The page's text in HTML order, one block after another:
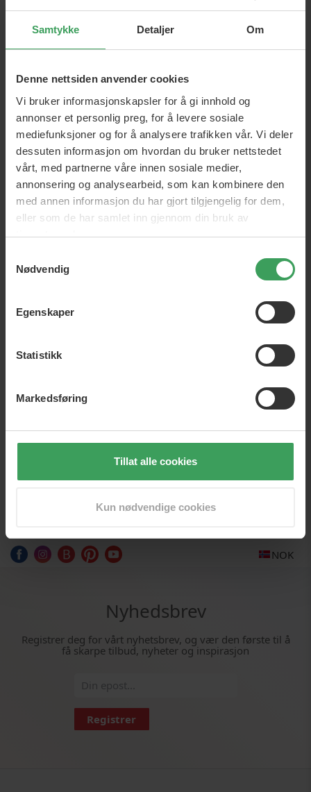
Samtykke Detaljer Om
Denne nettsiden anvender cookies
Vi bruker informasjonskapsler for å gi innhold og
annonser et personlig preg, for å levere sosiale
mediefunksjoner og for å analysere trafikken vår. Vi deler
dessuten informasjon om hvordan du bruker nettstedet
vårt, med partnerne våre innen sosiale medier,
annonsering og analysearbeid, som kan kombinere den
med annen informasjon du har gjort tilgjengelig for dem,
eller som de har samlet inn gjennom din bruk av
tjenestene deres.
Nødvendig
Egenskaper
Statistikk
Markedsføring
Tillat alle cookies
Kun nødvendige cookies
Baby Basic Bath Glove Owl
Priskr 28,75
Legg i handlekurven
Nydelig tilbehør til din lille kjære.
NOK
Nyhedsbrev
Registrer deg for vårt nyhetsbrev, og vær den første til å
få skarpe tilbud, nyheter og inspirasjon
Registrer